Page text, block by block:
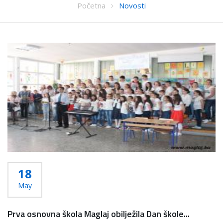
Početna Novosti
18
May
Prva osnovna škola Maglaj obilježila Dan škole...